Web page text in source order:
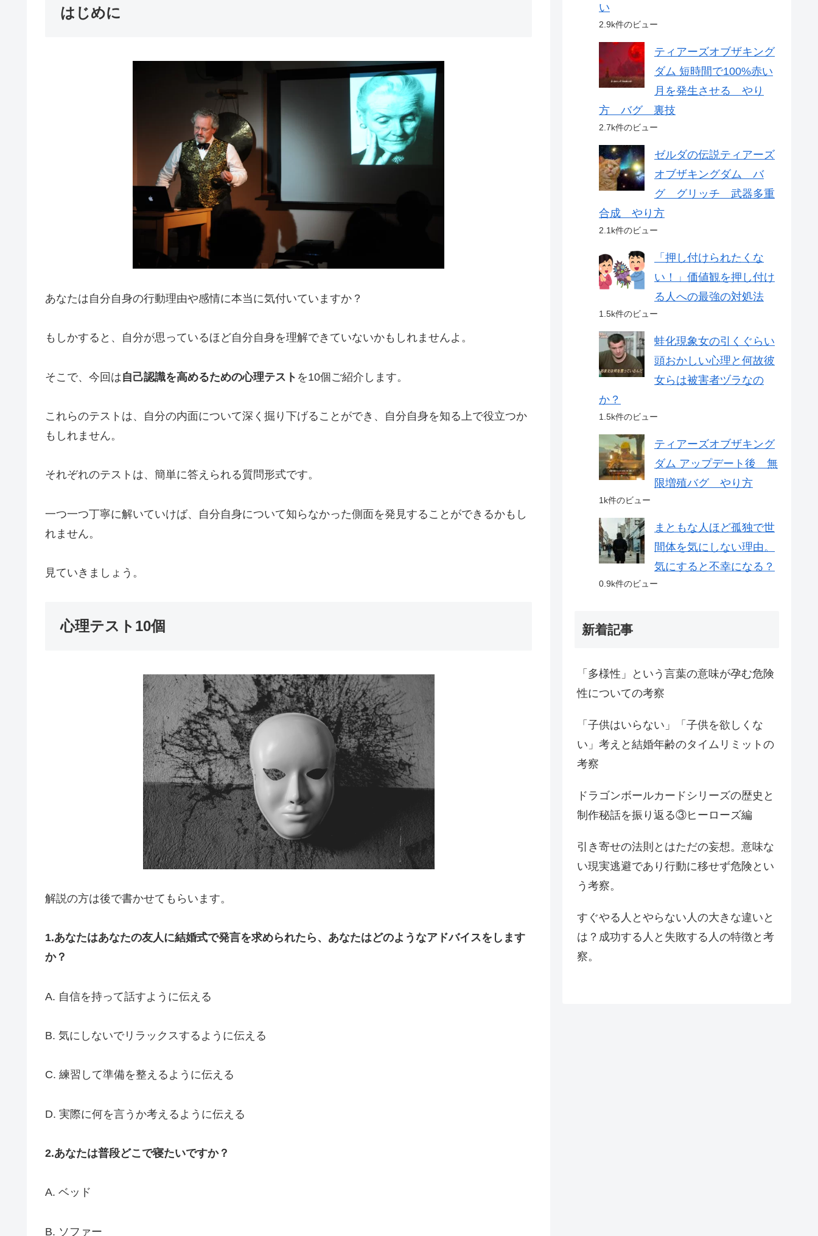
はじめに
あなたは自分自身の行動理由や感情に本当に気付いていますか？
もしかすると、自分が思っているほど自分自身を理解できていないかもしれませんよ。
そこで、今回は自己認識を高めるための心理テスト を10個ご紹介します。
これらのテストは、自分の内面について深く掘り下げることができ、自分自身を知る上で役立つか
もしれません。
それぞれのテストは、簡単に答えられる質問形式です。
一つ一つ丁寧に解いていけば、自分自身について知らなかった側面を発見することができるかもし
れません。
見ていきましょう。
心理テスト10個
解説の方は後で書かせてもらいます。
1.あなたはあなたの友人に結婚式で発言を求められたら、あなたはどのようなアドバイスをします
か？
A. 自信を持って話すように伝える
B. 気にしないでリラックスするように伝える
C. 練習して準備を整えるように伝える
D. 実際に何を言うか考えるように伝える
2.あなたは普段どこで寝たいですか？
A. ベッド
B. ソファー
い
2.9k件のビュー
ティアーズオブザキング
ダム 短時間で100%赤い
月を発生させる やり
方 バグ 裏技
2.7k件のビュー
ゼルダの伝説ティアーズ
オブザキングダム バ
グ グリッチ 武器多重
合成 やり方
2.1k件のビュー
「押し付けられたくな
い！」価値観を押し付け
る人への最強の対処法
1.5k件のビュー
蛙化現象女の引くぐらい
頭おかしい心理と何故彼
女らは被害者ヅラなの
か？
1.5k件のビュー
ティアーズオブザキング
ダム アップデート後 無
限増殖バグ やり方
1k件のビュー
まともな人ほど孤独で世
間体を気にしない理由。
気にすると不幸になる？
0.9k件のビュー
新着記事
「多様性」という言葉の意味が孕む危険
性についての考察
「子供はいらない」「子供を欲しくな
い」考えと結婚年齢のタイムリミットの
考察
ドラゴンボールカードシリーズの歴史と
制作秘話を振り返る③ヒーローズ編
引き寄せの法則とはただの妄想。意味な
い現実逃避であり行動に移せず危険とい
う考察。
すぐやる人とやらない人の大きな違いと
は？成功する人と失敗する人の特徴と考
察。